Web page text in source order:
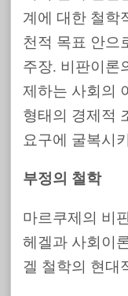
계에 대한 철학
천적 목표 안으
주장. 비판이론
제하는 사회의
형태의 경제적
요구에 굴복시
부정의 철학
마르쿠제의 비
헤겔과 사회이
겔 철학의 현대